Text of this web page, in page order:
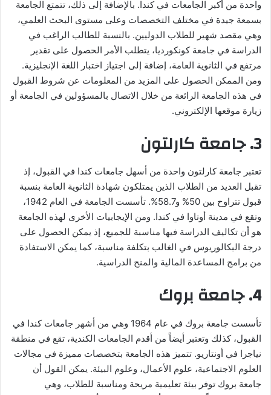
واحدة من أكبر الجامعات في كندا. بالإضافة إلى ذلك، تتمتع الجامعة
بسمعة جيدة في مختلف التخصصات وعلى مستوى البحث العلمي،
وهي مقصد شهير للطلاب الدوليين. بالنسبة للطالب الراغب في
الدراسة في جامعة كونكورديا، يتطلب الأمر الحصول على تقدير
مرتفع في الثانوية العامة، إضافة إلى اجتياز اختبار اللغة الإنجليزية.
ومن الممكن الحصول على المزيد من المعلومات عن شروط القبول
في هذه الجامعة الرائعة من خلال الاتصال بالمسؤولين في الجامعة أو
زيارة موقعها الإلكتروني.
3. جامعة كارلتون
تعتبر جامعة كارلتون واحدة من أسهل جامعات كندا في القبول، إذ
تقبل العديد من الطلاب الذين يمتلكون شهادة الثانوية العامة بنسبة
قبول تتراوح بين 50% و58.7%. تأسست الجامعة في العام 1942،
وتقع في مدينة أوتاوا في كندا. ومن الإيجابيات الأخرى لهذه الجامعة
هو أن تكاليف الدراسة فيها مناسبة للجميع، إذ يمكن الحصول على
درجة البكالوريوس في الغالب بتكلفة مناسبة، كما يمكن الاستفادة
من برامج المساعدة المالية والمنح الدراسية.
4. جامعة بروك
تأسست جامعة بروك في عام 1964 وهي من أشهر جامعات كندا في
القبول، كذلك وتعتبر أيضاً من أقدم الجامعات الكندية، تقع في منطقة
نياجرا في أونتاريو. تتميز هذه الجامعة بتخصصات مميزة في مجالات
العلوم الاجتماعية، علوم الأعمال، وعلوم البيئة. يمكن القول أن
جامعة بروك توفر بيئة تعليمية مريحة ومناسبة للطلاب، وهي